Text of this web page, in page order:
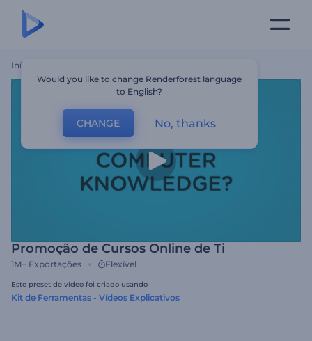
Início
Promoção de Cursos Online de Ti
1M+ Exportações Flexível
Este preset de vídeo foi criado usando
Kit de Ferramentas - Vídeos Explicativos
Would you like to change Renderforest language
to English?
CHANGE No, thanks